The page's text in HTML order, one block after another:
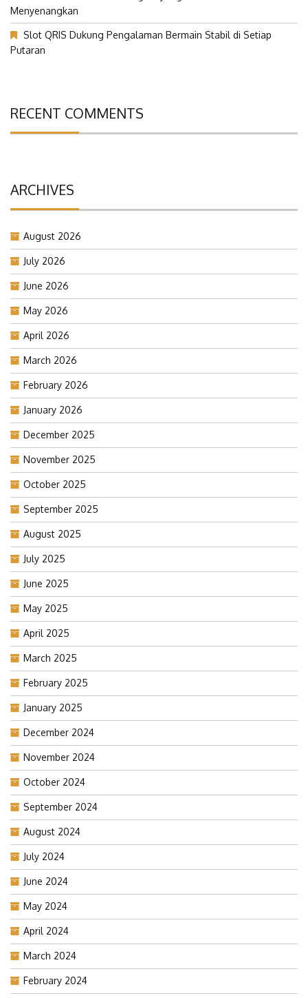
Menyenangkan
Slot QRIS Dukung Pengalaman Bermain Stabil di Setiap
Putaran
RECENT COMMENTS
ARCHIVES
August 2026
July 2026
June 2026
May 2026
April 2026
March 2026
February 2026
January 2026
December 2025
November 2025
October 2025
September 2025
August 2025
July 2025
June 2025
May 2025
April 2025
March 2025
February 2025
January 2025
December 2024
November 2024
October 2024
September 2024
August 2024
July 2024
June 2024
May 2024
April 2024
March 2024
February 2024